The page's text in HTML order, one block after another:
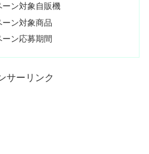
ン対象自販機
ン対象商品
ン応募期間
サーリンク